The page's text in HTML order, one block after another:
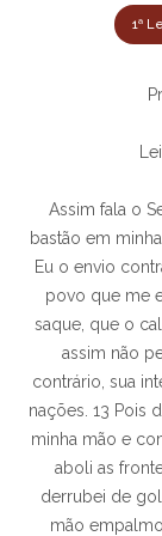
1ª
Assim fala o
bastão em
Eu o envio
povo que me
saque, que o
assim não
contrário, sua
nações. 13 Pois
minha mão e
aboli as
derrubei de
mão